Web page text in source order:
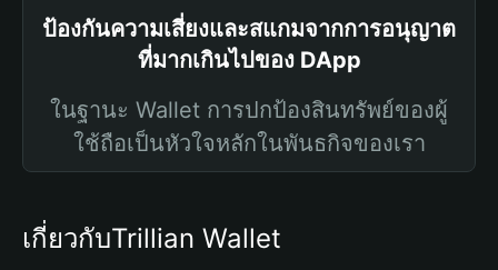
ป้องกันความเสี่ยงและสแกมจากการอนุญาต
ที่มากเกินไปของ DApp
ในฐานะ Wallet การปกป้องสินทรัพย์ของผู้
ใช้ถือเป็นหัวใจหลักในพันธกิจของเรา
เกี่ยวกับTrillian Wallet